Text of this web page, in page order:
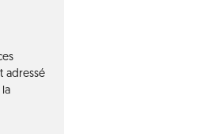
adressé